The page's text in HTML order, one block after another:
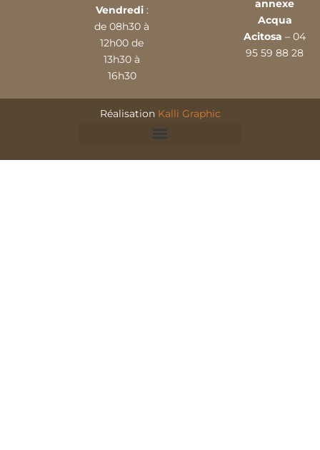
Vendredi:
de 08h30 à
12h00 de
13h30 à
16h30
annexe
Acqua
Acitosa – 04
95 59 88 28
Réalisation Kalli Graphic